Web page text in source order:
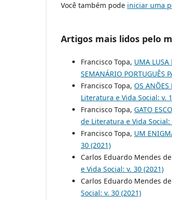
Você também pode iniciar uma
Artigos mais lidos pelo
Francisco Topa, UMA LUSA
SEMANÁRIO PORTUGUÊS
Francisco Topa, OS ANÕES
Literatura e Vida Social: v.
Francisco Topa, GATO
de Literatura e Vida Social:
Francisco Topa, UM
30 (2021)
Carlos Eduardo Mendes
e Vida Social: v. 30 (2021)
Carlos Eduardo Mendes
Social: v. 30 (2021)